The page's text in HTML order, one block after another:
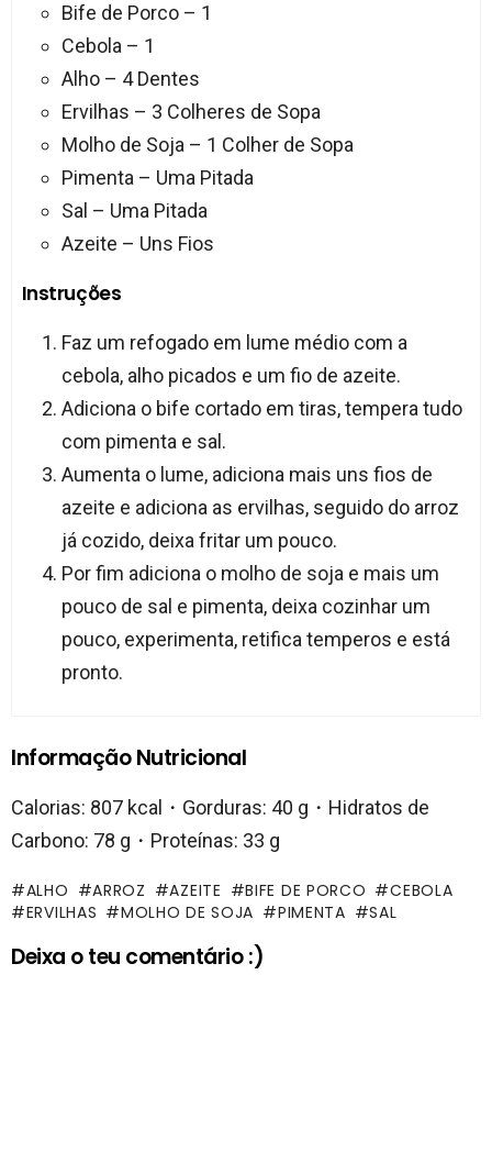
Bife de Porco – 1
Cebola – 1
Alho – 4 Dentes
Ervilhas – 3 Colheres de Sopa
Molho de Soja – 1 Colher de Sopa
Pimenta – Uma Pitada
Sal – Uma Pitada
Azeite – Uns Fios
Instruções
Faz um refogado em lume médio com a
cebola, alho picados e um fio de azeite.
Adiciona o bife cortado em tiras, tempera tudo
com pimenta e sal.
Aumenta o lume, adiciona mais uns fios de
azeite e adiciona as ervilhas, seguido do arroz
já cozido, deixa fritar um pouco.
Por fim adiciona o molho de soja e mais um
pouco de sal e pimenta, deixa cozinhar um
pouco, experimenta, retifica temperos e está
pronto.
Informação Nutricional
Calorias: 807 kcal・Gorduras: 40 g・Hidratos de
Carbono: 78 g・Proteínas: 33 g
ALHO ARROZ AZEITE BIFE DE PORCO
CEBOLA
ERVILHAS
MOLHO DE SOJA PIMENTA SAL
Deixa o teu comentário :)